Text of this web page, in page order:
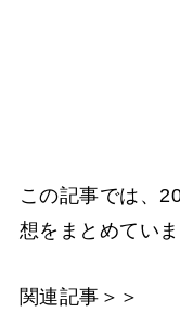
この記事では、
想をまとめていま
関連記事＞＞